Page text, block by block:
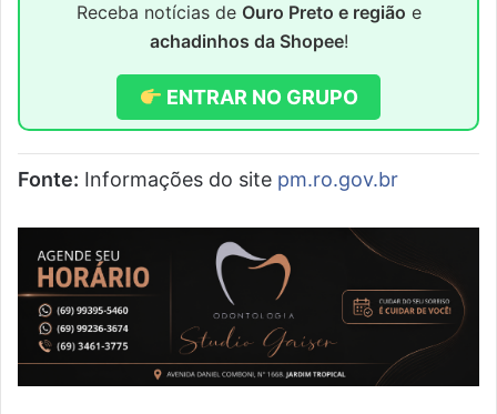
Receba notícias de Ouro Preto e região e
achadinhos da Shopee!
ENTRAR NO GRUPO
Fonte: Informações do site pm.ro.gov.br